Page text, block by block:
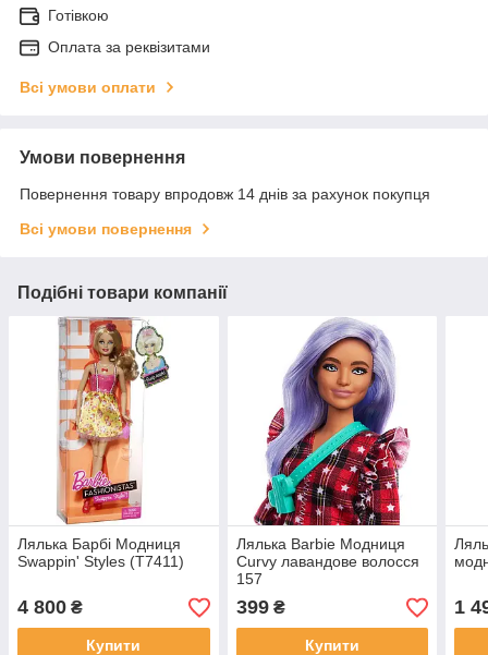
Готівкою
Оплата за реквізитами
Всі умови оплати
Умови повернення
Повернення товару впродовж 14 днів за рахунок покупця
Всі умови повернення
Подібні товари компанії
Лялька Барбі Модниця
Swappin' Styles (T7411)
4 800 ₴
Купити
Лялька Barbie Модниця
Curvy лавандове волосся
157
399₴
Купити
1